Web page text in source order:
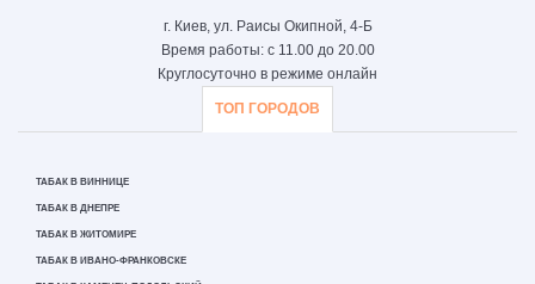
г. Киев, ул. Раисы Окипной, 4-Б
Время работы: с 11.00 до 20.00
Круглосуточно в режиме онлайн
ТОП ГОРОДОВ
ТАБАК В ВИННИЦЕ
ТАБАК В ДНЕПРЕ
ТАБАК В ЖИТОМИРЕ
ТАБАК В ИВАНО-ФРАНКОВСКЕ